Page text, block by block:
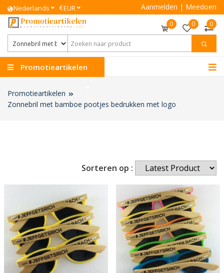
Nederlands €EUR Aanmelden | Meedoen
0 0 0
Promotieartikelen
Promotieartikelen
Zonnebril met bamboe pootjes bedrukken met logo
Sorteren op :